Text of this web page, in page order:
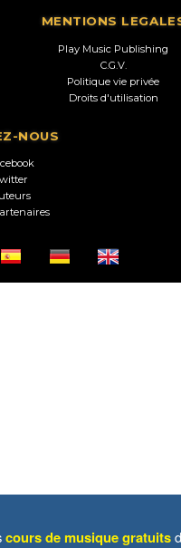
MENTIONS
Play Music Publishing
C.G.V.
Politique vie privée
Droits d'utilisation
NOUS
cours de musique gratuits